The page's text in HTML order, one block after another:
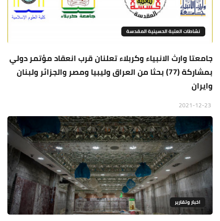
نشاطات العتبة الحسينية المقدسة
جامعتا وارث الانبياء وكربلاء تعلنان قرب انعقاد مؤتمر دولي
بمشاركة (77) بحثا من العراق وليبيا ومصر والجزائر ولبنان
وايران
اخبار وتقارير